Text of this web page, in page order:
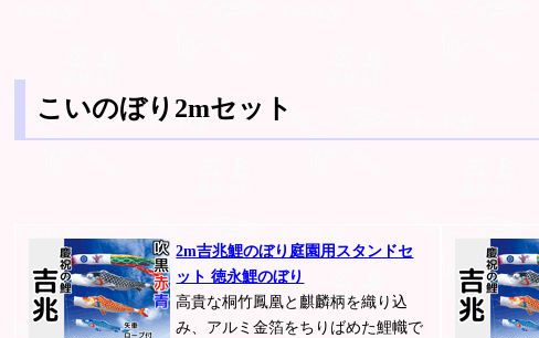
こいのぼり2mセット
2m吉兆鯉のぼり庭園用スタンドセ
ット 徳永鯉のぼり
高貴な桐竹鳳凰と麒麟柄を織り込
み、アルミ金箔をちりばめた鯉幟で